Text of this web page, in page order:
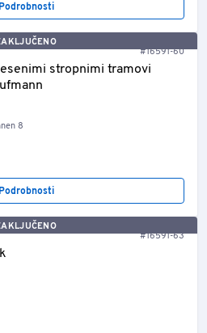
Podrobnosti
#16591-60
stropnimi tramovi
8
Podrobnosti
#16591-63